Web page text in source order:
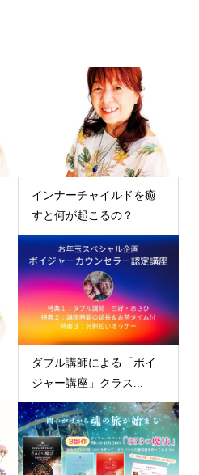
インナーチャイルドを癒
すと何が起こるの？
ダブル講師による「ボイ
ジャー講座」クラス...